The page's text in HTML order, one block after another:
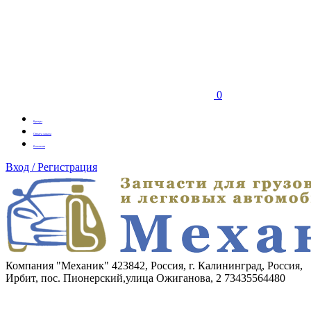
0
Бренды
Оплата заказа
Вакансии
Вход / Регистрация
Компания "Механик" 423842, Россия, г. Калининград, Россия,
Ирбит, пос. Пионерский,улица Ожиганова, 2 73435564480